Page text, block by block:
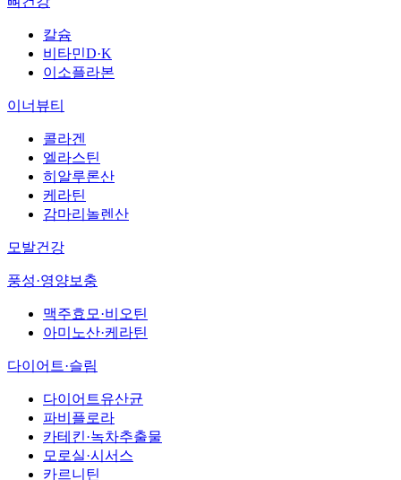
칼슘
비타민D·K
이소플라본
이너뷰티
콜라겐
엘라스틴
히알루론산
케라틴
감마리놀렌산
모발건강
풍성·영양보충
맥주효모·비오틴
아미노산·케라틴
다이어트·슬림
다이어트유산균
파비플로라
카테킨·녹차추출물
모로실·시서스
카르니틴